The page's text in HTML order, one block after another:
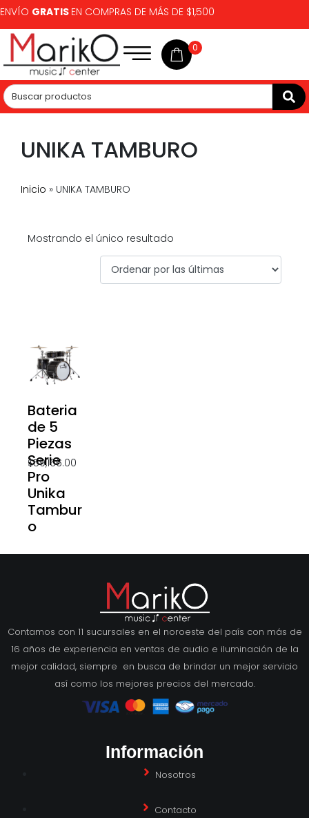
ENVÍO GRATIS EN COMPRAS DE MÁS DE $1,500
0
UNIKA TAMBURO
Inicio » UNIKA TAMBURO
Mostrando el único resultado
Bateria
de 5
Piezas
Serie
Pro
Unika
Tambur
o
$59,166.00
Contamos con 11 sucursales en el noroeste del país con más de
16 años de experiencia en ventas de audio e iluminación de la
mejor calidad, siempre en busca de brindar un mejor servicio
así como los mejores precios del mercado.
Información
Nosotros
Contacto